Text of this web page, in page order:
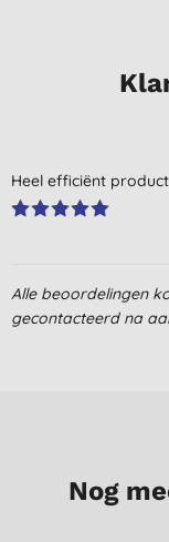
Heel efficiënt
Alle beoordelingen
gecontacteerd na
Nog